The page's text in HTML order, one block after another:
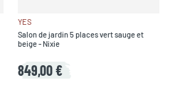
YES
Salon de jardin 5 places vert sauge et
beige - Nixie
849,00 €